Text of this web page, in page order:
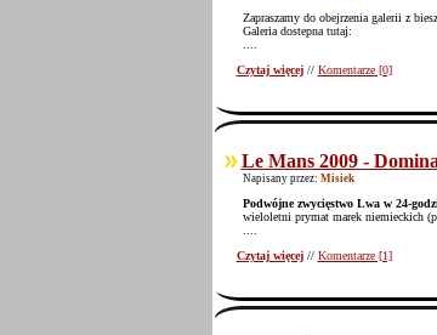
Zapraszamy do obejrzenia galerii z
Galeria dostepna tutaj:
Czytaj więcej // Komentarze [0]
Le Mans 2009 -
Napisany przez: Misiek
Podwójne zwycięstwo Lwa w 24-
wieloletni prymat marek niemieckich
Czytaj więcej // Komentarze [1]